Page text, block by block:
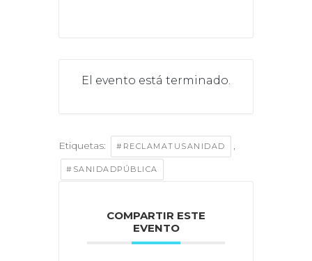
El evento está terminado.
Etiquetas: #RECLAMATUSANIDAD ,
#SANIDADPÚBLICA
COMPARTIR ESTE
EVENTO